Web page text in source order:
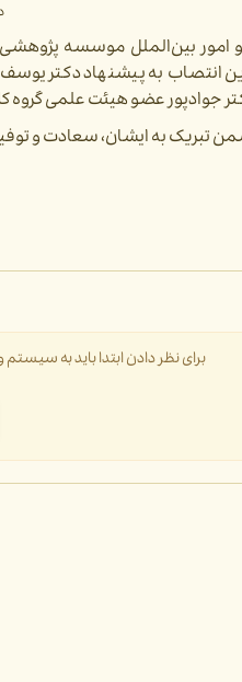
امور بین‌الملل موسسه
به پیشنهاد دکتر
جوادپور عضو هیئت علمی
به ایشان، سعادت و توفیق
برای نظر دادن ابتدا باید به